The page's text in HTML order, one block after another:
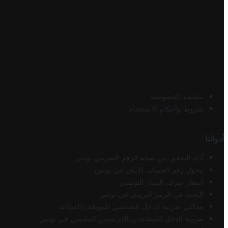
سياسة الخصوصية
شروط وأحكام الاستخدام
أدواتنا
أداة التحقق من صحة الرقم الضريبي تونس
محول رقم الحساب الآيبان في تونس
أسعار صرف الدينار التونسي
البحث عن الرمز البريدي في تونس
محاكي ضريبة الدخل الشخصي للموظف/المتقاعد
ضريبة الدخل للمتقاعدين الفرنسيين المقيمين في تونس